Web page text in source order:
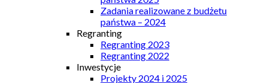
Zadania realizowane z budżetu
państwa – 2024
Regranting
Regranting 2023
Regranting 2022
Inwestycje
Projekty 2024 i 2025